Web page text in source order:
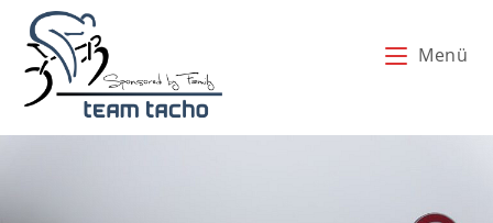
Inhalt
springen
Menü